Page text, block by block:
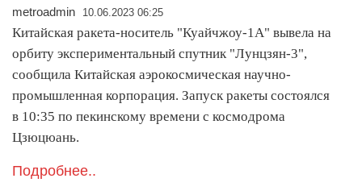
metroadmin 10.06.2023 06:25
Китайская ракета-носитель "Куайчжоу-1А" вывела на
орбиту экспериментальный спутник "Лунцзян-3",
сообщила Китайская аэрокосмическая научно-
промышленная корпорация. Запуск ракеты состоялся
в 10:35 по пекинскому времени с космодрома
Цзюцюань.
Подробнее..